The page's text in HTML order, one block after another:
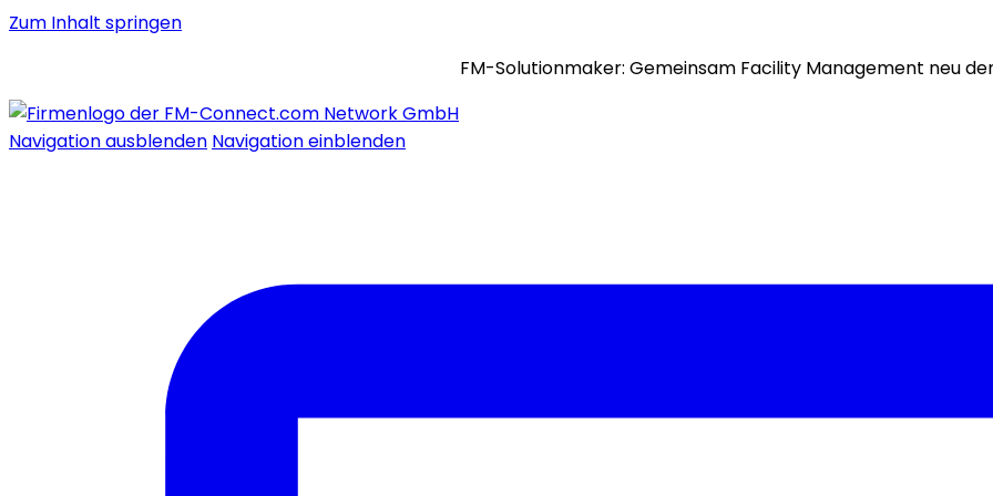
Zum Inhalt springen
FM-Solutionmaker: Gemeinsam Facility Management neu
Navigation ausblenden Navigation einblenden